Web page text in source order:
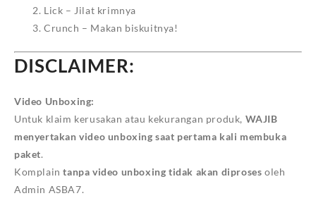
Lick – Jilat krimnya
Crunch – Makan biskuitnya!
DISCLAIMER:
Video Unboxing:
Untuk klaim kerusakan atau kekurangan produk, WAJIB
menyertakan video unboxing saat pertama kali membuka
paket.
Komplaintanpa video unboxing tidak akan diproses oleh
Admin ASBA7.